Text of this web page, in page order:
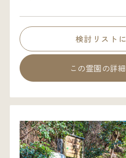
検討リスト
この霊園の詳